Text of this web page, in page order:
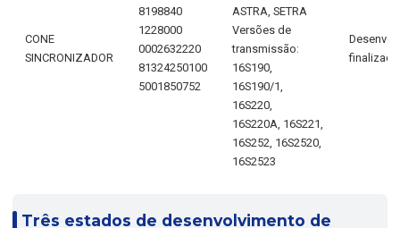
CONE
SINCRONIZADOR
8198840
1228000
0002632220
81324250100
5001850752
ASTRA, SETRA
Versões de
transmissão:
16S190,
16S190/1,
16S220,
16S220A, 16S221,
16S252, 16S2520,
16S2523
finalizado
Três estados de desenvolvimento de